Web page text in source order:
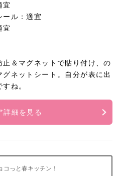
宜
ール：適宜
宜
＆マグネットで貼り付け、の
ネットシート。自分が表に出
ね。
詳細を見る
っと春キッチン！